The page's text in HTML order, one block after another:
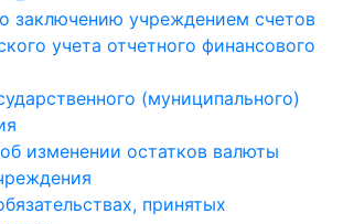
заключению учреждением счетов
учета отчетного финансового
(муниципального)
изменении остатков валюты
принятых